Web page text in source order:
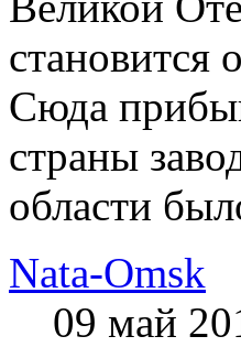
становится
Сюда
страны
области
Nata-Omsk
09 май